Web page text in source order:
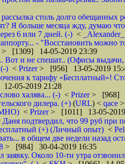
рассылка столь долго
Я больше месяца жду, думаю
6 или 7 дней. (-) < _Alexander_
- "Восстановить
> [1309] 14-05-2019 23:39
Вот и не спешат.. (Офисы выдачи,
(-) < Prizer> [956] 13-05-2019
к тарифу «Бесплатный»!
05-2019 21:28
халява... (-) < Prizer> [968]
дилера. (+) (URL) < qace
< Prizer> [1011] 13-05-2019
Даня подтвердил, что 99 руб при
(+) (Личный опыт) <
в общем две недели назад
> [984] 30-04-2019 16:35
Около 10-ти утра